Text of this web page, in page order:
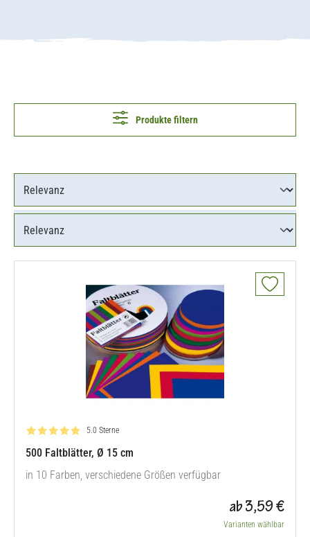
Produkte filtern
Bewertung: 5.0 von 5
5.0 Sterne
500 Faltblätter, Ø 15 cm
in 10 Farben, verschiedene Größen verfügbar
ab 3,59 €
Varianten wählbar